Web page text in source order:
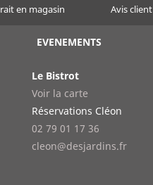
en magasin Avis client
EVENEMENTS
Le Bistrot
Voir la carte
Réservations Cléon
02 79 01 17 36
cleon@desjardins.fr